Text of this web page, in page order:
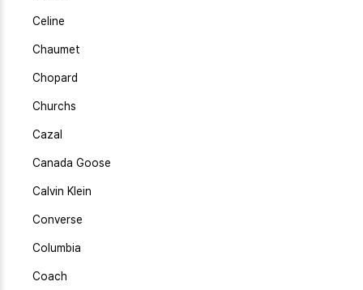
Celine
Chaumet
Chopard
Churchs
Cazal
Canada Goose
Calvin Klein
Converse
Columbia
Coach